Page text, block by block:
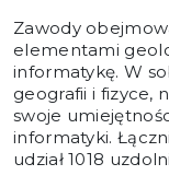
Zawody
elementami
informatykę. W
geografii i fizyce,
swoje
informatyki.
udział 1018